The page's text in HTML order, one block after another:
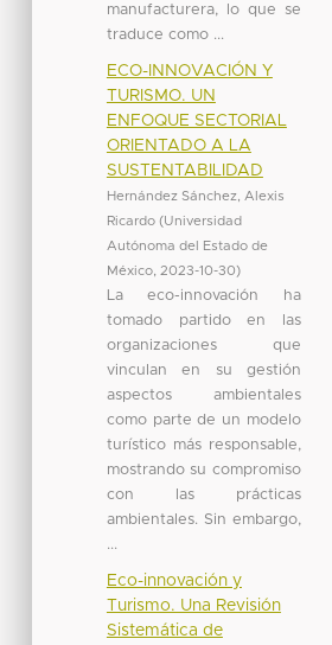
manufacturera, lo que se
traduce como ...
ECO-INNOVACIÓN Y
TURISMO. UN
ENFOQUE SECTORIAL
ORIENTADO A LA
SUSTENTABILIDAD
Hernández Sánchez, Alexis
Ricardo (Universidad
Autónoma del Estado de
México, 2023-10-30)
La eco-innovación ha
tomado partido en las
organizaciones que
vinculan en su gestión
aspectos ambientales
como parte de un modelo
turístico más responsable,
mostrando su compromiso
con las prácticas
ambientales. Sin embargo,
...
Eco-innovación y
Turismo. Una Revisión
Sistemática de